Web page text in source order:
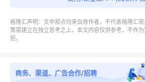
本报告研究“十四五”期间全球及中
和需求情况，以及“十五五”期间行
重点分析全球主要地区替硝唑的产
长潜力，历史数据2020-2024年
格隆汇声明：文中观点均来自原作者，不代表格隆汇
策需建立在独立思考之上，本文内容仅供参考，不作
担。
商务、渠道、广告合作/招聘